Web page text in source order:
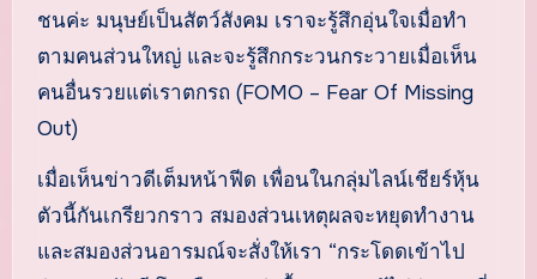
ชนค่ะ มนุษย์เป็นสัตว์สังคม เราจะรู้สึกอุ่นใจเมื่อทำ
ตามคนส่วนใหญ่ และจะรู้สึกกระวนกระวายเมื่อเห็น
คนอื่นรวยแต่เราตกรถ (FOMO – Fear Of Missing
Out)
เมื่อเห็นข่าวดีเต็มหน้าฟีด เพื่อนในกลุ่มไลน์เชียร์หุ้น
ตัวนี้กันเกรียวกราว สมองส่วนเหตุผลจะหยุดทำงาน
และสมองส่วนอารมณ์จะสั่งให้เรา “กระโดดเข้าไป